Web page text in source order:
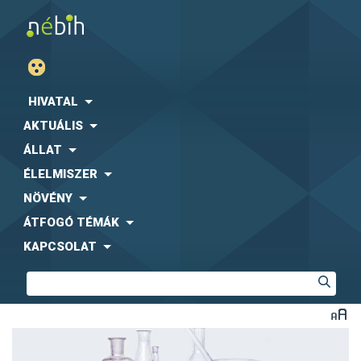
HIVATAL
AKTUÁLIS
ÁLLAT
ÉLELMISZER
NÖVÉNY
ÁTFOGÓ TÉMÁK
KAPCSOLAT